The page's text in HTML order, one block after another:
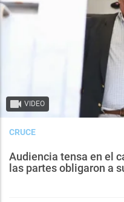
VIDEO
CRUCE
Audiencia tensa en el
las partes obligaron a